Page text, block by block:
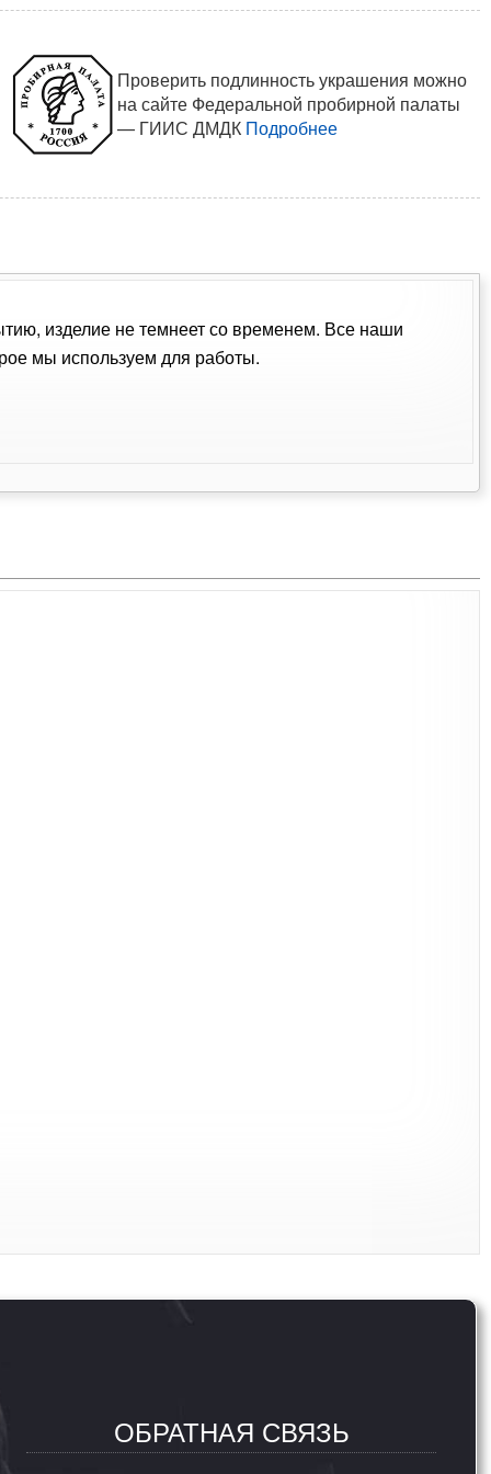
Проверить подлинность украшения можно
на сайте Федеральной пробирной палаты
— ГИИС ДМДК Подробнее
изделие не темнеет со временем. Все наши
мы используем для работы.
ОБРАТНАЯ СВЯЗЬ